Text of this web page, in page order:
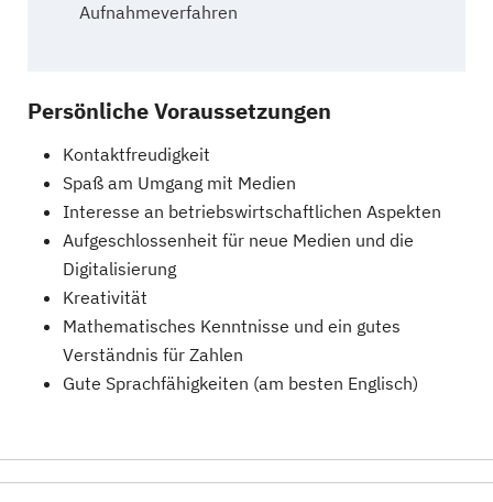
Aufnahmeverfahren
Persönliche Voraussetzungen
Kontaktfreudigkeit
Spaß am Umgang mit Medien
Interesse an betriebswirtschaftlichen Aspekten
Aufgeschlossenheit für neue Medien und die
Digitalisierung
Kreativität
Mathematisches Kenntnisse und ein gutes
Verständnis für Zahlen
Gute Sprachfähigkeiten (am besten Englisch)